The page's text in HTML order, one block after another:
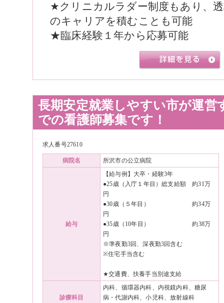
★クリニカルラダー制度もあり、
のキャリアを積むことも可能
★臨床経験１年から応募可能
長期安定就業しやすい市が運営
での看護師募集です！
求人番号27610
病院名 所沢市の公立病院
給与
【給与例】大卒・経験3年
●25歳（入庁１年目）総支給額 約31万
円
●30歳（５年目） 約34万
円
●35歳（10年目） 約38万
円
※準夜勤3回、深夜勤3回含む
※住宅手当含む
★交通費、扶養手当別途支給
診療科目
内科、循環器内科、内視鏡内科、糖尿
病・代謝内科、小児科、放射線科